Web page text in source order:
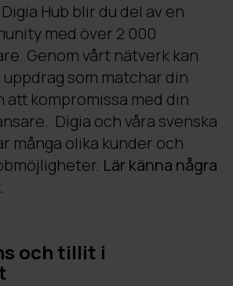
Hub blir du del av en
med över 2 000
Genom vårt nätverk kan
som matchar din
att kompromissa med din
Digia och våra svenska
många olika kunder och
Lär känna några
och tillit i